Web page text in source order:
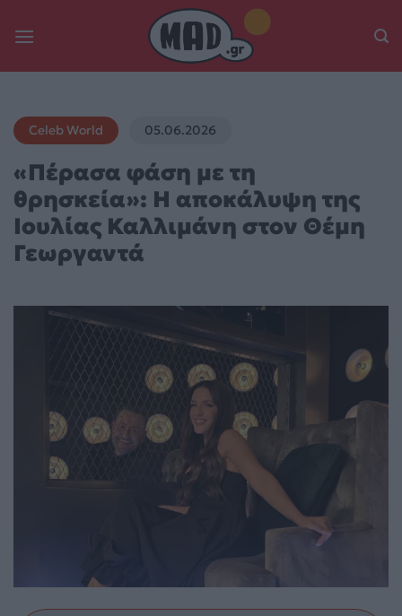
Celeb World 05.06.2026
«Πέρασα φάση με τη
θρησκεία»: Η αποκάλυψη της
Ιουλίας Καλλιμάνη στον Θέμη
Γεωργαντά